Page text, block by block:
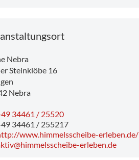
Workshop: Smartphone-Fotografie – Arche Nebra & Fundort
Nebra
Steinklöbe 16
Nebra
34461 / 25520
34461 / 255217
www.himmelsscheibe-erleben.de/
erleben.de